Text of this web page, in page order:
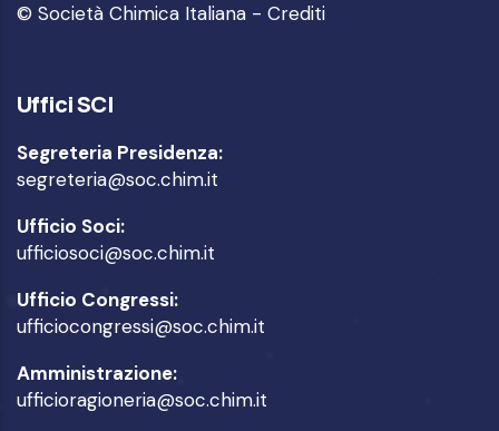
© Società Chimica Italiana - Crediti
Uffici SCI
Segreteria Presidenza:
segreteria@soc.chim.it
Ufficio Soci:
ufficiosoci@soc.chim.it
Ufficio Congressi:
ufficiocongressi@soc.chim.it
Amministrazione:
ufficioragioneria@soc.chim.it